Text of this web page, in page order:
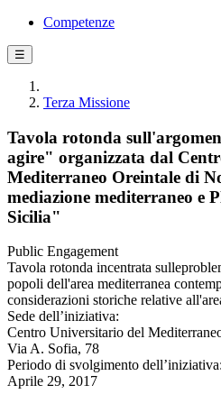
Competenze
☰
Terza Missione
Tavola rotonda
agire" organizzata dal
Mediterraneo Oreintale di
mediazione mediterraneo e
Sicilia"
Public Engagement
Tavola rotonda incentrata
popoli dell'area mediterranea
considerazioni storiche relative
Sede dell’iniziativa:
Centro Universitario del
Via A. Sofia, 78
Periodo di svolgimento dell’iniziativa:
Aprile 29, 2017